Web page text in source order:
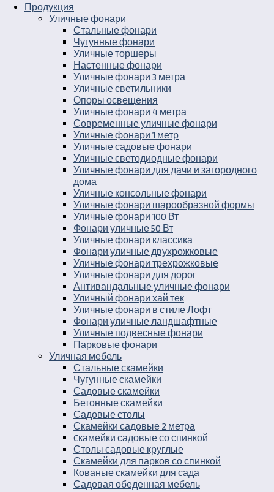
Продукция
Уличные фонари
Стальные фонари
Чугунные фонари
Уличные торшеры
Настенные фонари
Уличные фонари 3 метра
Уличные светильники
Опоры освещения
Уличные фонари 4 метра
Современные уличные фонари
Уличные фонари 1 метр
Уличные садовые фонари
Уличные светодиодные фонари
Уличные фонари для дачи и загородного
дома
Уличные консольные фонари
Уличные фонари шарообразной формы
Уличные фонари 100 Вт
Фонари уличные 50 Вт
Уличные фонари классика
Фонари уличные двухрожковые
Уличные фонари трехрожковые
Уличные фонари для дорог
Антивандальные уличные фонари
Уличный фонари хай тек
Уличные фонари в стиле Лофт
Фонари уличные ландшафтные
Уличные подвесные фонари
Парковые фонари
Уличная мебель
Стальные скамейки
Чугунные скамейки
Садовые скамейки
Бетонные скамейки
Садовые столы
Скамейки садовые 2 метра
Cкамейки садовые со спинкой
Столы садовые круглые
Скамейки для парков со спинкой
Кованые скамейки для сада
Садовая обеденная мебель